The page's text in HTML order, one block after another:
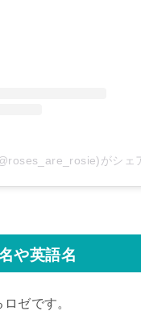
がシェ
や英語名
ゼです。